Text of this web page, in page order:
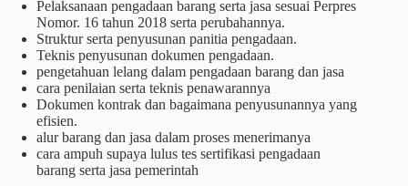
Pelaksanaan pengadaan barang serta jasa sesuai Perpres
Nomor. 16 tahun 2018 serta perubahannya.
Struktur serta penyusunan panitia pengadaan.
Teknis penyusunan dokumen pengadaan.
pengetahuan lelang dalam pengadaan barang dan jasa
cara penilaian serta teknis penawarannya
Dokumen kontrak dan bagaimana penyusunannya yang
efisien.
alur barang dan jasa dalam proses menerimanya
cara ampuh supaya lulus tes sertifikasi pengadaan
barang serta jasa pemerintah